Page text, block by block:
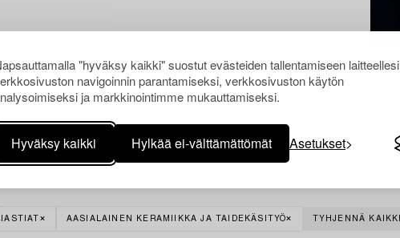
"hyväksy kaikki" suostut evästeiden tallentamiseen laitteellesi
navigoinnin parantamiseksi, verkkosivuston käytön
ja markkinointimme mukauttamiseksi.
Hyväksy kaikki Hylkää ei-välttämättömät Asetukset
AASIALAINEN KERAMIIKKA JA TAIDEKÄSITYÖ TYHJENNÄ KAIKKI